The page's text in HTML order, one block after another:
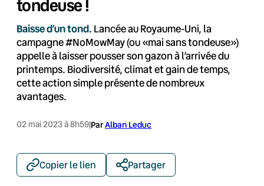
tondeuse !
Baisse d’un tond. Lancée au Royaume-Uni, la
campagne #NoMowMay (ou «mai sans tondeuse»)
appelle à laisser pousser son gazon à l’arrivée du
printemps. Biodiversité, climat et gain de temps,
cette action simple présente de nombreux
avantages.
02 mai 2023 à 8h59|ParAlban Leduc
Copier le lien Partager